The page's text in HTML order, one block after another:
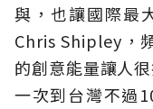
與，也讓國際最
Chris Shipley，
的創意能量讓人
一次到台灣不過